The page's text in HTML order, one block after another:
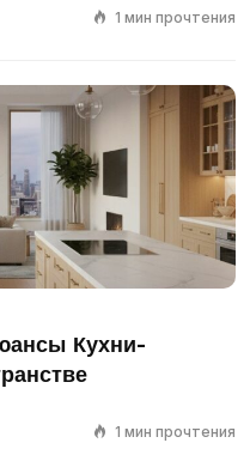
1 мин прочтения
Кухни-
1 мин прочтения